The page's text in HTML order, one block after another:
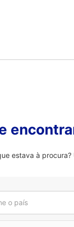
estava à
o país